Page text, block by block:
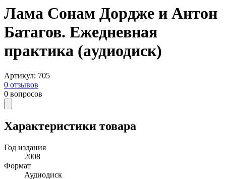
Лама Сонам Дордже и Антон
Батагов. Ежедневная
практика (aудиодиск)
Артикул: 705
0 отзывов
0 вопросов
Характеристики товара
Год издания
2008
Формат
Аудиодиск